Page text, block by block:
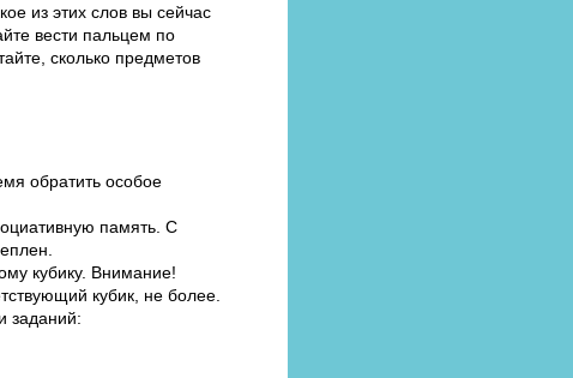
из этих слов вы сейчас
вести пальцем по
сколько предметов
обратить особое
память. С
кубику. Внимание!
кубик, не более.
заданий: